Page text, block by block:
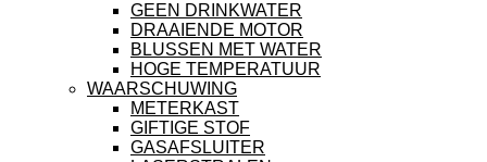
GEEN DRINKWATER
DRAAIENDE MOTOR
BLUSSEN MET WATER
HOGE TEMPERATUUR
WAARSCHUWING
METERKAST
GIFTIGE STOF
GASAFSLUITER